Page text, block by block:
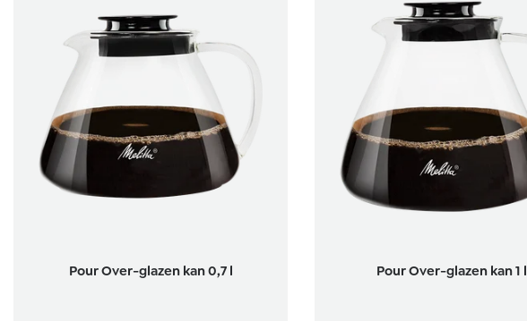
Pour Over-glazen kan 0,7 l Pour Over-glazen kan 1 l